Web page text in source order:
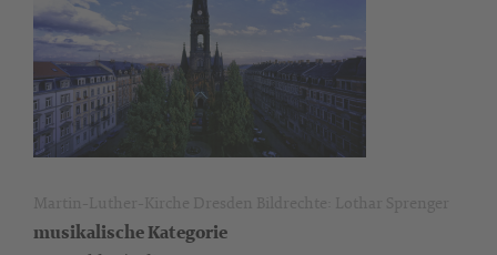
musikalische Kategorie